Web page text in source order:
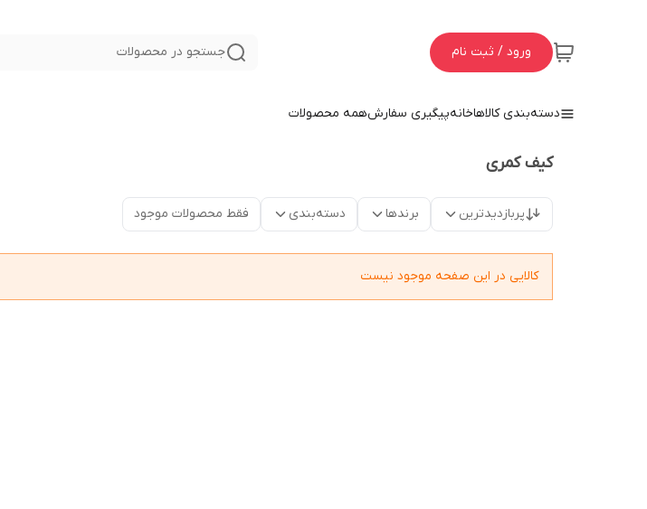
ورود / ثبت نام جستجو در محصولات
دسته‌بندی کالاهاخانهپیگیری سفارشهمه محصولات
کیف کمری
پربازدیدترین برندها دسته‌بندی فقط محصولات موجود
کالایی در این صفحه موجود نیست